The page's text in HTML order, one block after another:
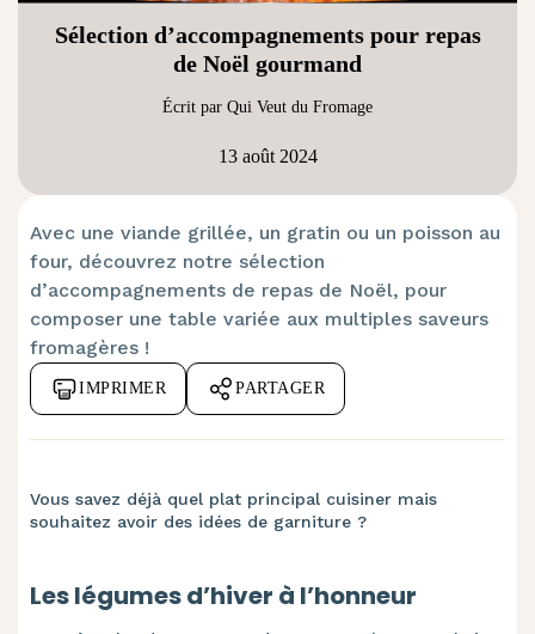
Sélection d’accompagnements pour repas
de Noël gourmand
Écrit par Qui Veut du Fromage
13 août 2024
Avec une viande grillée, un gratin ou un poisson au
four, découvrez notre sélection
d’accompagnements de repas de Noël, pour
composer une table variée aux multiples saveurs
fromagères !
IMPRIMER PARTAGER
Vous savez déjà quel plat principal cuisiner mais
souhaitez avoir des idées de garniture ?
Les légumes d’hiver à l’honneur